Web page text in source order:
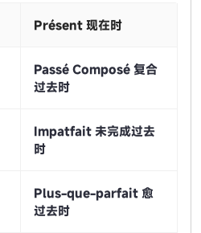
Présent 现在时
Passé Composé 复合
过去时
Impatfait 未完成过去
时
Plus-que-parfait 愈
过去时